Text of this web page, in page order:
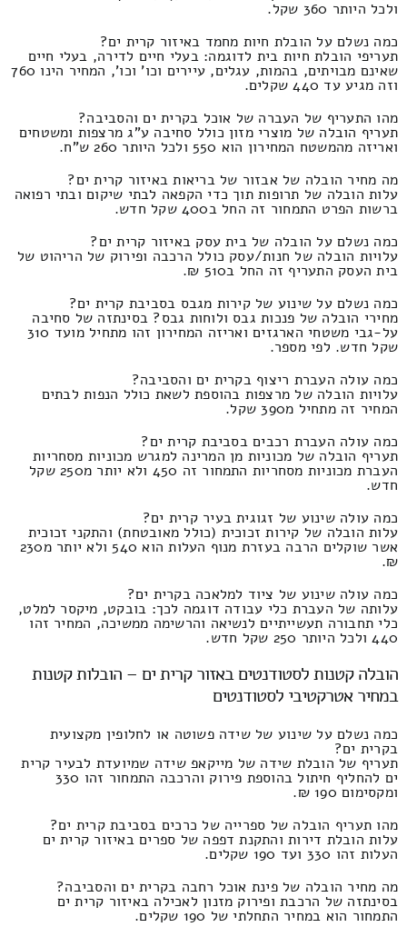
ולכל היותר 360 שקל.
כמה נשלם על הובלת חיות מחמד באיזור קרית ים?
תעריפי הובלת חיות בית לדוגמה: בעלי חיים לדירה, בעלי חיים
שאינם מבויתים, בהמות, עגלים, עיירים וכו' וכו', המחיר הינו 760
וזה מגיע עד 440 שקלים.
מהו התעריף של העברה של אוכל בקרית ים והסביבה?
תעריף הובלה של מוצרי מזון כולל סחיבה ע"ג מרצפות ומשטחים
ואריזה מהמשטח המחירון הוא 550 ולכל היותר 260 ש"ח.
מה מחיר הובלה של אבזור של בריאות באיזור קרית ים?
עלות הובלה של תרופות תוך כדי הקפאה לבתי שיקום ובתי רפואה
ברשות הפרט התמחור זה החל ב400 שקל חדש.
כמה נשלם על הובלה של בית עסק באיזור קרית ים?
עלויות הובלה של חנות/עסק כולל הרכבה ופירוק של הריהוט של
בית העסק התעריף זה החל ב510 ₪.
כמה נשלם על שינוע של קירות מגבס בסביבת קרית ים?
מחירי הובלה של פנכות גבס ולוחות גבס? בסינתזה של סחיבה
על-גבי משטחי הארגזים ואריזה המחירון זהו מתחיל מועד 310
שקל חדש. לפי מספר.
כמה עולה העברת ריצוף בקרית ים והסביבה?
עלויות הובלה של מרצפות בהוספת לשאת כולל הנפות לבתים
המחיר זה מתחיל מ390 שקל.
כמה עולה העברת רכבים בסביבת קרית ים?
תעריף הובלה של מכוניות מן המרינה למגרש מכוניות מסחריות
העברת מכוניות מסחריות התמחור זה 450 ולא יותר מ250 שקל
חדש.
כמה עולה שינוע של זגוגית בעיר קרית ים?
עלות הובלה של קירות זכוכית (כולל מאובטחת) והתקני זכוכית
אשר שוקלים הרבה בעזרת מנוף העלות הוא 540 ולא יותר מ230
₪.
כמה עולה שינוע של ציוד למלאכה בקרית ים?
עלותה של העברת כלי עבודה דוגמה לכך: בובקט, מיקסר למלט,
כלי תחבורה תעשייתיים לנשיאה והרשימה ממשיכה, המחיר זהו
440 ולכל היותר 250 שקל חדש.
הובלה קטנות לסטודנטים באזור קרית ים – הובלות קטנות
במחיר אטרקטיבי לסטודנטים
כמה נשלם על שינוע של שידה פשוטה או לחלופין מקצועית
בקרית ים?
תעריף של הובלת שידה של מייקאפ שידה שמיועדת לבעיר קרית
ים להחליף חיתול בהוספת פירוק והרכבה התמחור זהו 330
ומקסימום 190 ₪.
מהו תעריף הובלה של ספרייה של כרכים בסביבת קרית ים?
עלות הובלת דירות והתקנת דפפה של ספרים באיזור קרית ים
העלות זהו 330 ועד 190 שקלים.
מה מחיר הובלה של פינת אוכל רחבה בקרית ים והסביבה?
בסינתזה של הרכבת ופירוק מזנון לאכילה באיזור קרית ים
התמחור הוא במחיר התחלתי של 190 שקלים.